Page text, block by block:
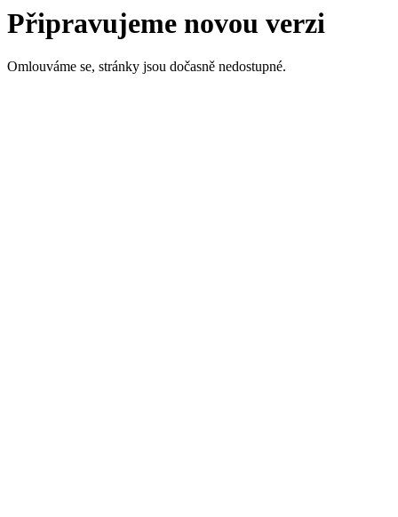
Připravujeme novou verzi
Omlouváme se, stránky jsou dočasně nedostupné.